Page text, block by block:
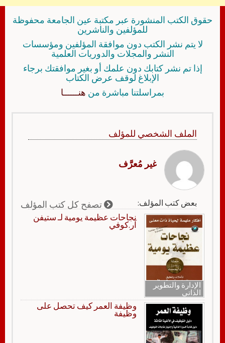
حقوق الكتب المنشورة عبر مكتبة عين الجامعة محفوظة
للمؤلفين والناشرين
لا يتم نشر الكتب دون موافقة المؤلفين ومؤسسات
النشر والمجلات والدوريات العلمية
إذا تم نشر كتابك دون علمك أو بغير موافقتك برجاء
الإبلاغ لوقف عرض الكتاب
بمراسلتنا مباشرة من هنــــــا
الملف الشخصي للمؤلف
غير مُعرَّف
بعض كتب المؤلف: تصفح كل كتب المؤلف
الإدارة والتطوير
الذاتي
نجاحات عظيمة يومية لـ ستيفن
آر.كوفي
وظيفة العمر كيف تحصل على
وظيفة